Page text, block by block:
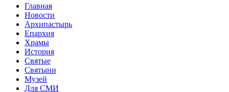
Главная
Новости
Архипастырь
Епархия
Храмы
История
Святые
Святыни
Музей
Для СМИ